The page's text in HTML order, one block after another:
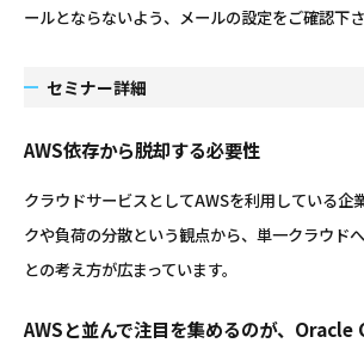
ールとならないよう、メールの設定をご確認下さ
セミナー詳細
AWS依存から脱却する必要性
クラウドサービスとしてAWSを利用している企
クや負荷の分散という観点から、単一クラウド
との考え方が広まっています。
AWSと並んで注目を集めるのが、Oracle